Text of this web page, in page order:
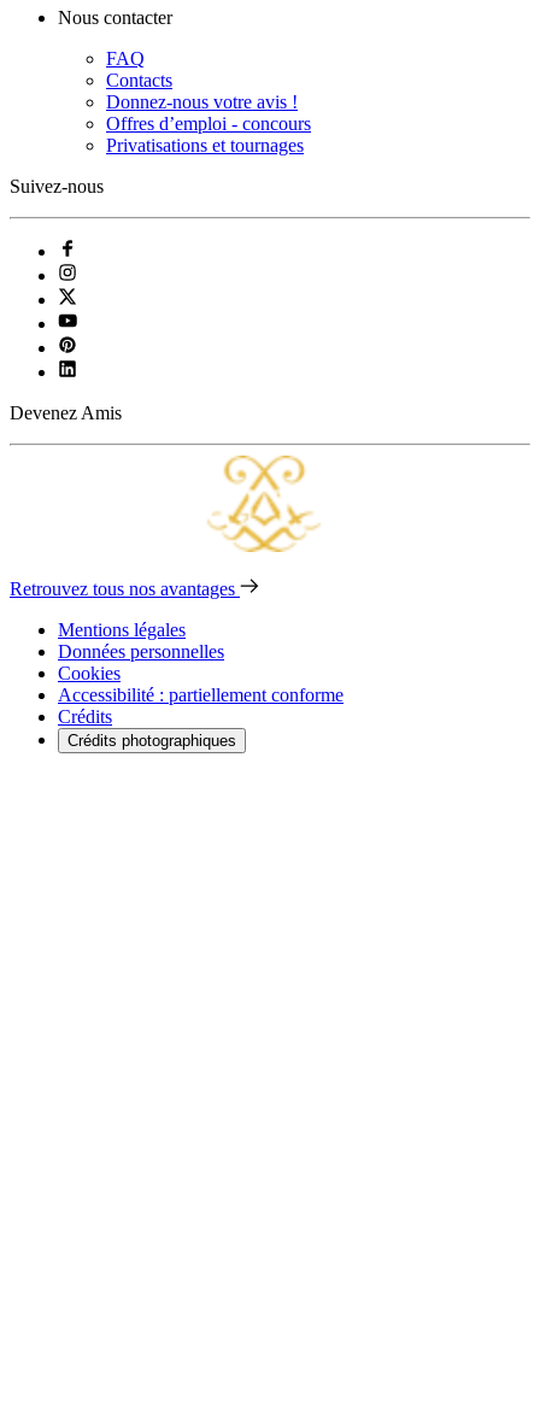
Nous contacter
FAQ
Contacts
Donnez-nous votre avis !
Offres d’emploi - concours
Privatisations et tournages
Suivez-nous
Devenez Amis
Retrouvez tous nos avantages
Mentions légales
Données personnelles
Cookies
Accessibilité : partiellement conforme
Crédits
Crédits photographiques